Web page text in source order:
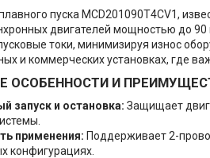
пуска MCD201090T4CV1,
двигателей мощностью до
токи, минимизируя износ
и коммерческих установках, где
ОСОБЕННОСТИ И
запуск и остановка: Защищает
применения: Поддерживает 2-
конфигурациях.